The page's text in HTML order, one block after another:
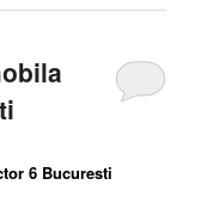
6 Bucuresti